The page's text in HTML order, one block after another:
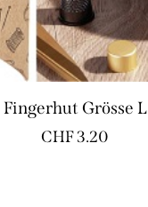
Fingerhut Grösse L
CHF3.20